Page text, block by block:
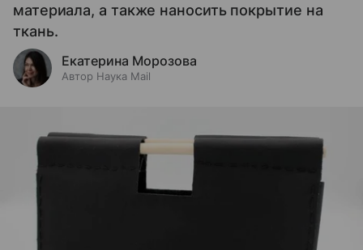
материала, а также наносить покрытие на
ткань.
Екатерина Морозова
Автор Наука Mail